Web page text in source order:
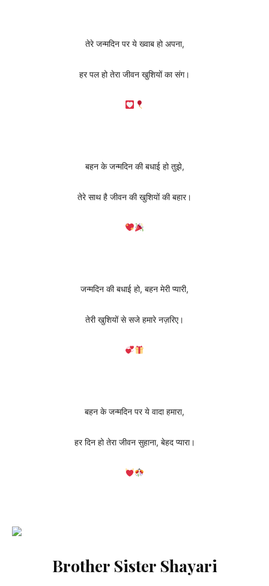
तेरे जन्मदिन पर ये ख्वाब हो अपना,
हर पल हो तेरा जीवन खुशियों का संग।
बहन के जन्मदिन की बधाई हो तुझे,
तेरे साथ है जीवन की खुशियों की बहार।
जन्मदिन की बधाई हो, बहन मेरी प्यारी,
तेरी खुशियों से सजे हमारे नज़रिए।
बहन के जन्मदिन पर ये वादा हमारा,
हर दिन हो तेरा जीवन सुहाना, बेहद प्यारा।
Brother Sister Shayari